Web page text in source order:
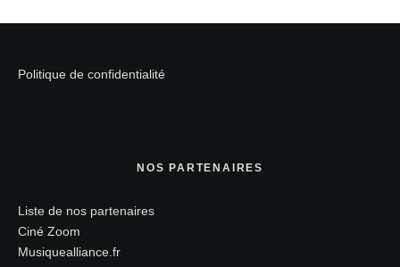
Politique de confidentialité
NOS PARTENAIRES
Liste de nos partenaires
Ciné Zoom
Musiquealliance.fr